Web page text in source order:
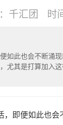
千汇团 时
如此也会不断涌
尤其是打算加入这
即便如此也